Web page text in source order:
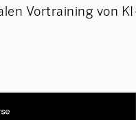
Vortraining von